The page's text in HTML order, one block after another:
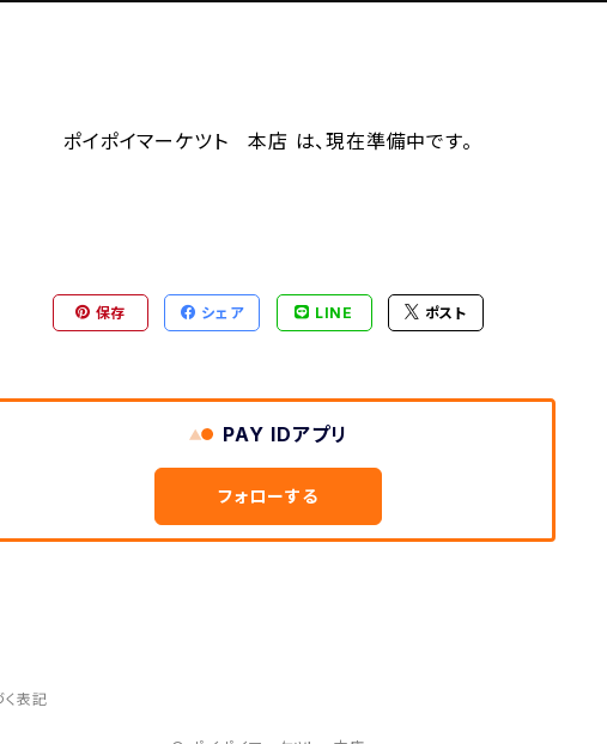
ポイポイマーケツト 本店 は、現在準備中です。
保存 シェア LINE ポスト
PAY IDアプリ
フォローする
表記